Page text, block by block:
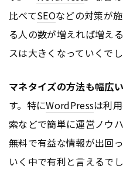
比べてSEOなどの対策が
る人の数が増えれば増え
スは大きくなっていくでし
マネタイズの方法も幅広
す。特にWordPressは利
索などで簡単に運営ノウ
無料で有益な情報が出回
いく中で有利と言えるでし